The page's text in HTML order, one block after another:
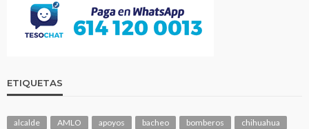
ETIQUETAS
alcalde AMLO apoyos bacheo bomberos
chihuahua